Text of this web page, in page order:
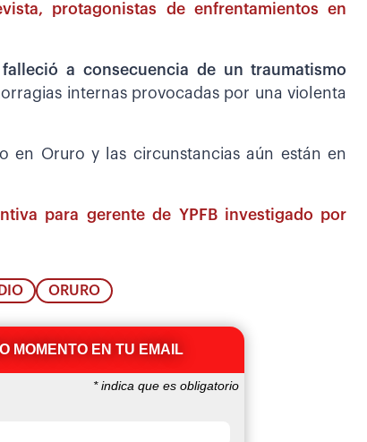
protagonistas de enfrentamientos en
falleció a consecuencia de un traumatismo
internas provocadas por una violenta
en Oruro y las circunstancias aún están en
para gerente de YPFB investigado por
ORURO
MOMENTO EN TU EMAIL
*indica que es obligatorio